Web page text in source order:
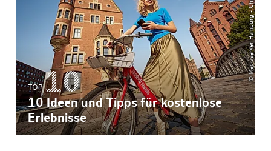
TOP
10 Ideen und Tipps für kostenlose
Erlebnisse